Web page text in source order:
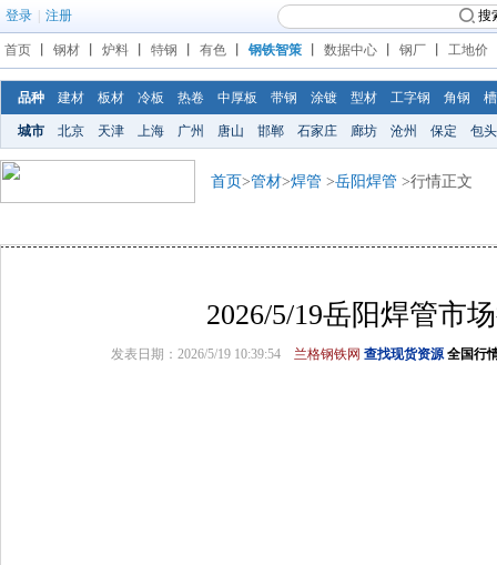
登录 注册 搜
首页 钢材 炉料 特钢 有色 钢铁智策 数据中心 钢厂 工地价
品种 建材 板材 冷板 热卷 中厚板 带钢 涂镀 型材 工字钢 角钢
城市 北京 天津 上海 广州 唐山 邯郸 石家庄 廊坊 沧州 保定 包头
首页>管材>焊管 >岳阳焊管 >行情正文
2026/5/19岳阳焊管市
发表日期：2026/5/19 10:39:54 兰格钢铁网 查找现货资源 全国行